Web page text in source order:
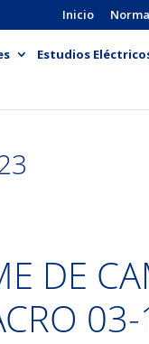
Inicio
Estudios
DE